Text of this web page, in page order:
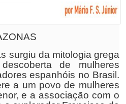
surgiu da mitologia grega
de mulheres
espanhóis no Brasil.
a um povo de mulheres
e a associação com o